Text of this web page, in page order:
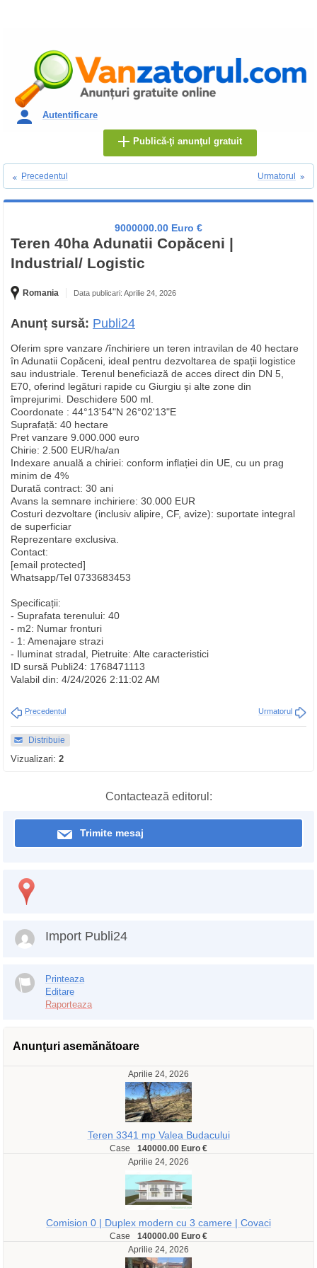
Autentificare
Publică-ţi anunţul gratuit
Precedentul Urmatorul
9000000.00 Euro €
Teren 40ha Adunatii Copăceni |
Industrial/ Logistic
Romania Data publicari: Aprilie 24, 2026
Anunț sursă: Publi24
Oferim spre vanzare /închiriere un teren intravilan de 40 hectare
în Adunatii Copăceni, ideal pentru dezvoltarea de spații logistice
sau industriale. Terenul beneficiază de acces direct din DN 5,
E70, oferind legături rapide cu Giurgiu și alte zone din
împrejurimi. Deschidere 500 ml.
Coordonate : 44°13'54"N 26°02'13"E
Suprafață: 40 hectare
Pret vanzare 9.000.000 euro
Chirie: 2.500 EUR/ha/an
Indexare anuală a chiriei: conform inflației din UE, cu un prag
minim de 4%
Durată contract: 30 ani
Avans la semnare inchiriere: 30.000 EUR
Costuri dezvoltare (inclusiv alipire, CF, avize): suportate integral
de superficiar
Reprezentare exclusiva.
Contact:
[email protected]
Whatsapp/Tel 0733683453
Specificații:
- Suprafata terenului: 40
- m2: Numar fronturi
- 1: Amenajare strazi
- Iluminat stradal, Pietruite: Alte caracteristici
ID sursă Publi24: 1768471113
Valabil din: 4/24/2026 2:11:02 AM
Precedentul Urmatorul
Distribuie
Vizualizari: 2
Contactează editorul:
Trimite mesaj
Import Publi24
Printeaza
Editare
Raporteaza
Anunţuri asemănătoare
Aprilie 24, 2026
Teren 3341 mp Valea Budacului
Case
140000.00 Euro €
Aprilie 24, 2026
Comision 0 | Duplex modern cu 3 camere | Covaci
Case
140000.00 Euro €
Aprilie 24, 2026